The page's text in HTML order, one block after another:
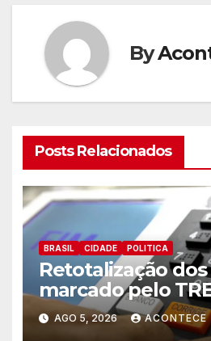
By
Posts Relacionados
BRASIL CIDADE POLITICA
Retotalização
marcado pelo
agosto
AGO 5, 2026 ACONTECE